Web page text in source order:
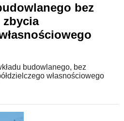
bez
zbycia
budowlanego, bez
własnościowego